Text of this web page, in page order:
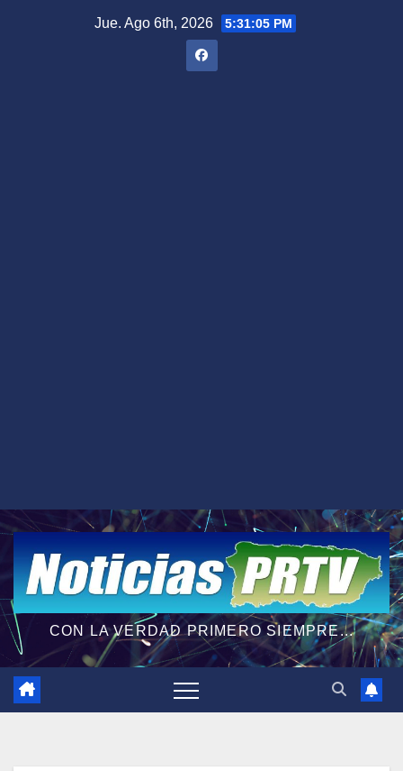
Jue. Ago 6th, 2026 5:31:06 PM
CON LA VERDAD PRIMERO SIEMPRE...